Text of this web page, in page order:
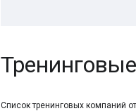
Список тренинговых компаний